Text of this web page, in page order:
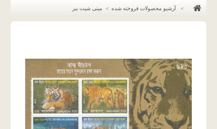
> آرشیو محصولات فروخته شده > مینی شیت ببر